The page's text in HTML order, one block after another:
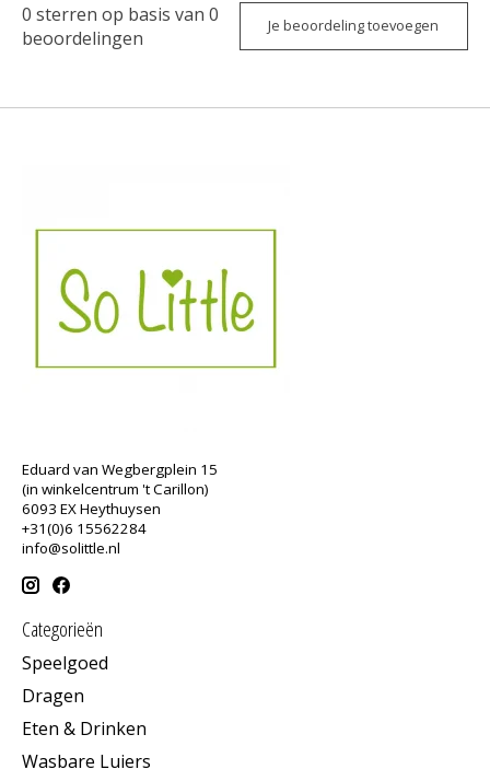
0 sterren op basis van 0
beoordelingen
Je beoordeling toevoegen
Eduard van Wegbergplein 15
(in winkelcentrum 't Carillon)
6093 EX Heythuysen
+31(0)6 15562284
info@solittle.nl
Categorieën
Speelgoed
Dragen
Eten & Drinken
Wasbare Luiers